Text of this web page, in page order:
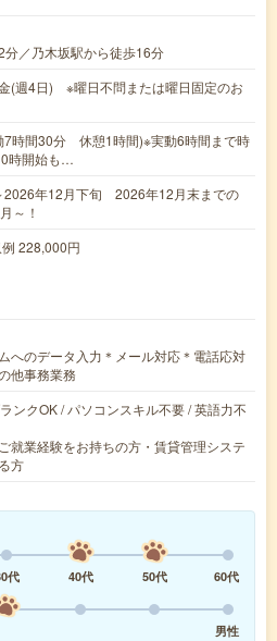
分／乃木坂駅から徒歩16分
(週4日) ※曜日不問または曜日固定のお
7時間30分 休憩1時間)※実動6時間まで時
時開始も…
2026年12月下旬 2026年12月末までの
～！
228,000円
へのデータ入力＊メール対応＊電話応対
他事務業務
ンクOK / パソコンスキル不要 / 英語力不
就業経験をお持ちの方・賃貸管理システ
方
代 40代 50代
60代
男性